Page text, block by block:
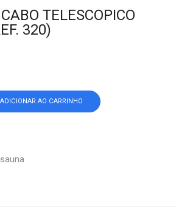
TELESCOPICO
320)
ADICIONAR AO CARRINHO